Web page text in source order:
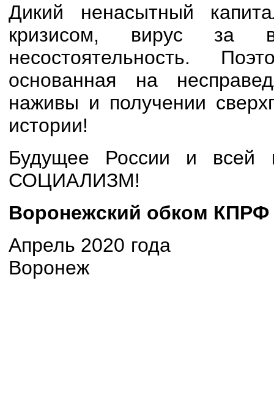
Дикий ненасытный
кризисом, вирус за
несостоятельность.
основанная на
наживы и получении
истории!
Будущее России и
СОЦИАЛИЗМ!
Воронежский обком КПРФ
Апрель
Воронеж